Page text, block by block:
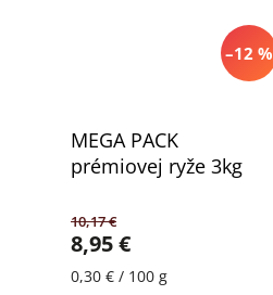
–12 %
MEGA PACK
prémiovej ryže 3kg
10,17 €
8,95 €
0,30 € / 100 g